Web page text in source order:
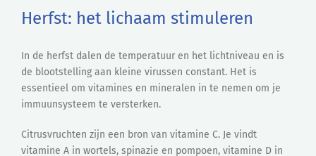
Herfst: het lichaam stimuleren
In de herfst dalen de temperatuur en het lichtniveau en is
de blootstelling aan kleine virussen constant. Het is
essentieel om vitamines en mineralen in te nemen om je
immuunsysteem te versterken.
Citrusvruchten zijn een bron van vitamine C. Je vindt
vitamine A in wortels, spinazie en pompoen, vitamine D in